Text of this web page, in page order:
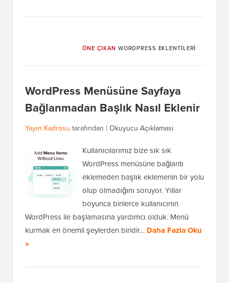
ÖNE ÇIKAN WORDPRESS EKLENTILERI
WordPress Menüsüne Sayfaya
Bağlanmadan Başlık Nasıl Eklenir
Yayın Kadrosu tarafından | Okuyucu Açıklaması
Kullanıcılarımız bize sık sık
WordPress menüsüne bağlantı
eklemeden başlık eklemenin bir yolu
olup olmadığını soruyor. Yıllar
boyunca binlerce kullanıcının
WordPress ile başlamasına yardımcı olduk. Menü
kurmak en önemli şeylerden biridir… Daha Fazla Oku
»